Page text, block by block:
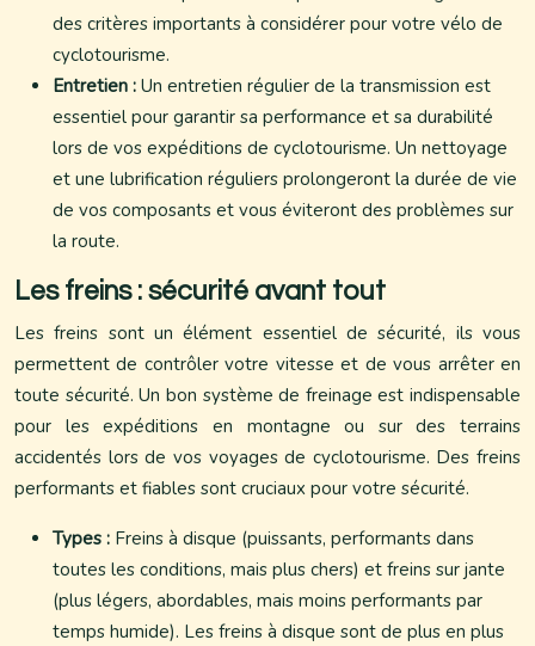
des critères importants à considérer pour votre vélo de
cyclotourisme.
Entretien : Un entretien régulier de la transmission est
essentiel pour garantir sa performance et sa durabilité
lors de vos expéditions de cyclotourisme. Un nettoyage
et une lubrification réguliers prolongeront la durée de vie
de vos composants et vous éviteront des problèmes sur
la route.
Les freins : sécurité avant tout
Les freins sont un élément essentiel de sécurité, ils vous
permettent de contrôler votre vitesse et de vous arrêter en
toute sécurité. Un bon système de freinage est indispensable
pour les expéditions en montagne ou sur des terrains
accidentés lors de vos voyages de cyclotourisme. Des freins
performants et fiables sont cruciaux pour votre sécurité.
Types : Freins à disque (puissants, performants dans
toutes les conditions, mais plus chers) et freins sur jante
(plus légers, abordables, mais moins performants par
temps humide). Les freins à disque sont de plus en plus